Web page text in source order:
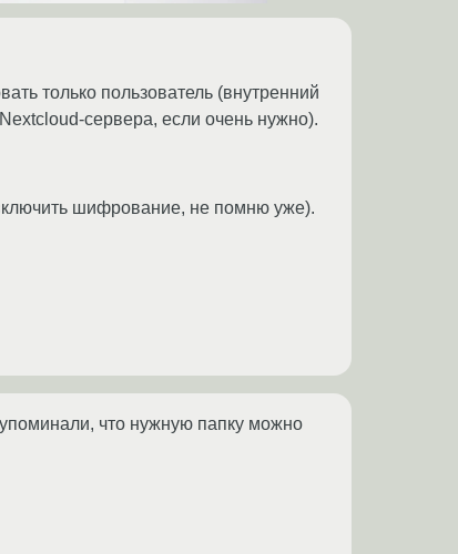
только пользователь (внутренний
сервера, если очень нужно).
шифрование, не помню уже).
что нужную папку можно